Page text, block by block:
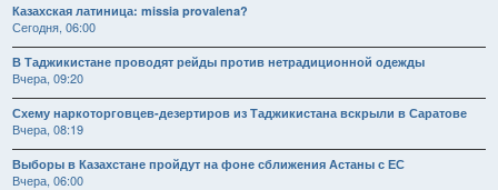
Казахская латиница: missia provalena?
Сегодня, 06:00
В Таджикистане проводят рейды против нетрадиционной одежды
Вчера, 09:20
Схему наркоторговцев-дезертиров из Таджикистана вскрыли в Саратове
Вчера, 08:19
Выборы в Казахстане пройдут на фоне сближения Астаны с ЕС
Вчера, 06:00